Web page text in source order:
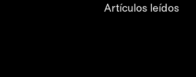
Artículos leídos